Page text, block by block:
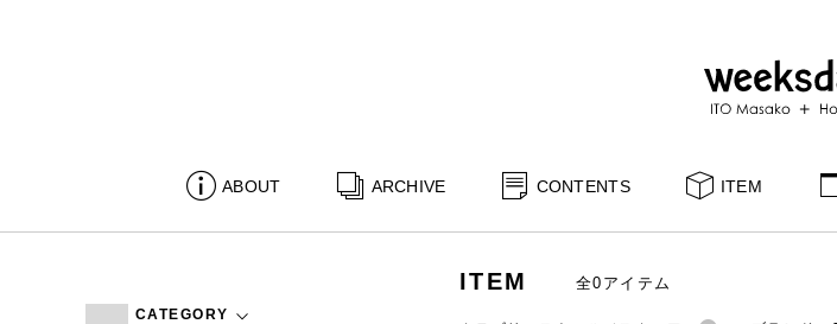
ABOUT ARCHIVE CONTENTS ITEM
CATEGORY
ITEM 全0アイテム